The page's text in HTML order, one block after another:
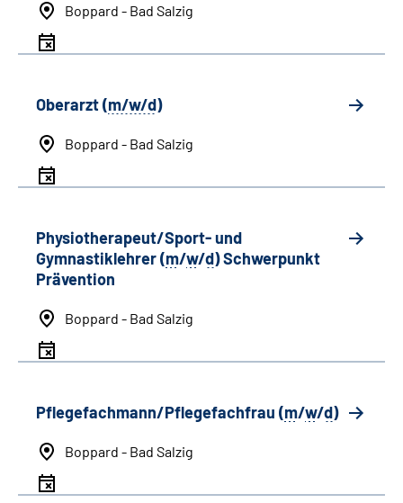
Boppard - Bad Salzig
Oberarzt (m/w/d)
Boppard - Bad Salzig
Physiotherapeut/Sport- und
Gymnastiklehrer (m/w/d) Schwerpunkt
Prävention
Boppard - Bad Salzig
Pflegefachmann/Pflegefachfrau (m/w/d)
Boppard - Bad Salzig